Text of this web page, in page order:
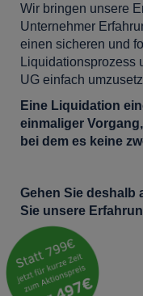
Wir bringen unsere
Unternehmer
einen sicheren und
Liquidationsprozess
UG einfach
Eine Liquidation
einmaliger
bei dem es keine
Gehen Sie deshalb
Sie unsere